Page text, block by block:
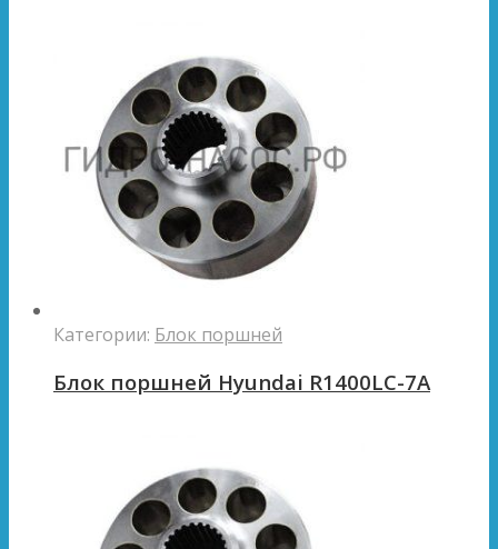
Категории: Блок поршней
Блок поршней Hyundai R1400LC-7A